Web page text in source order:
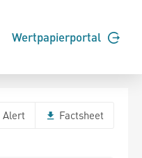
Wertpapierportal
Alert Factsheet